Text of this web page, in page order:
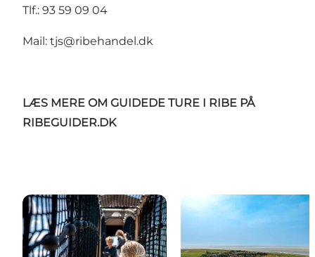
Tlf.: 93 59 09 04
Mail: tjs@ribehandel.dk
LÆS MERE OM GUIDEDE TURE I RIBE PÅ
RIBEGUIDER.DK